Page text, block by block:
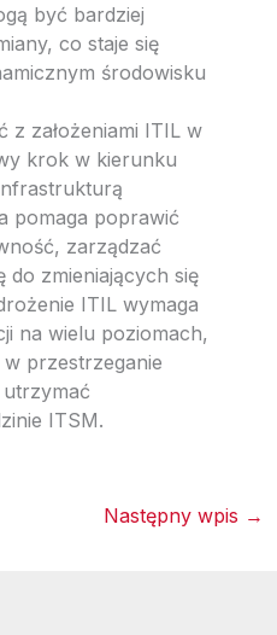
być bardziej
co staje się
środowisku
z założeniami ITIL w
krok w kierunku
pomaga poprawić
zarządzać
do zmieniających się
ITIL wymaga
na wielu poziomach,
przestrzeganie
ITSM.
Następny wpis →